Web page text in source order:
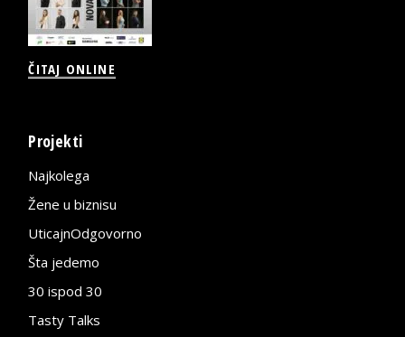
ČITAJ ONLINE
Projekti
Najkolega
Žene u biznisu
UticajnOdgovorno
Šta jedemo
30 ispod 30
Tasty Talks